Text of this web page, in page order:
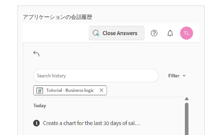
アプリケーションの会話履歴